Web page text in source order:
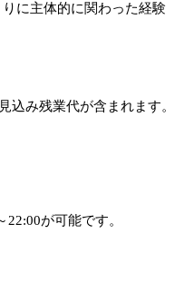
に主体的に関わった経験
込み残業代が含まれます。
が可能です。